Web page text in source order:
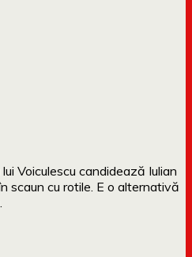
Voiculescu candidează Iulian
scaun cu rotile. E o alternativă